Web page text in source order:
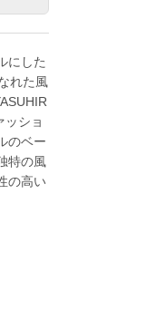
にした
れた風
ッショ
のベー
特の風
の高い